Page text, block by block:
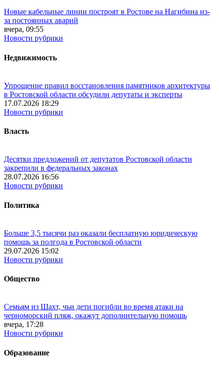
Новые кабельные линии построят в Ростове на Нагибина из-
за постоянных аварий
вчера, 09:55
Новости рубрики
Недвижимость
Упрощение правил восстановления памятников архитектуры
в Ростовской области обсудили депутаты и эксперты
17.07.2026 18:29
Новости рубрики
Власть
Десятки предложений от депутатов Ростовской области
закрепили в федеральных законах
28.07.2026 16:56
Новости рубрики
Политика
Больше 3,5 тысячи раз оказали бесплатную юридическую
помощь за полгода в Ростовской области
29.07.2026 15:02
Новости рубрики
Общество
Семьям из Шахт, чьи дети погибли во время атаки на
черноморский пляж, окажут дополнительную помощь
вчера, 17:28
Новости рубрики
Образование